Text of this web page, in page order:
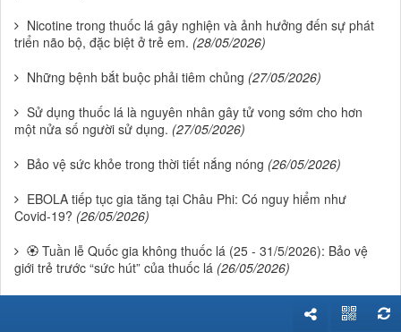
Nicotine trong thuốc lá gây nghiện và ảnh hưởng đến sự phát
triển não bộ, đặc biệt ở trẻ em. (28/05/2026)
Những bệnh bắt buộc phải tiêm chủng (27/05/2026)
Sử dụng thuốc lá là nguyên nhân gây tử vong sớm cho hơn
một nửa số người sử dụng. (27/05/2026)
Bảo vệ sức khỏe trong thời tiết nắng nóng (26/05/2026)
EBOLA tiếp tục gia tăng tại Châu Phi: Có nguy hiểm như
Covid-19? (26/05/2026)
🏵 Tuần lễ Quốc gia không thuốc lá (25 - 31/5/2026): Bảo vệ
giới trẻ trước “sức hút” của thuốc lá (26/05/2026)
Sử dụng thuốc lá là nguyên nhân chính gây ung thư phổi, nhồi
máu cơ tim, bệnh phổi tắc nghẽn mạn tính, đột quỵ...